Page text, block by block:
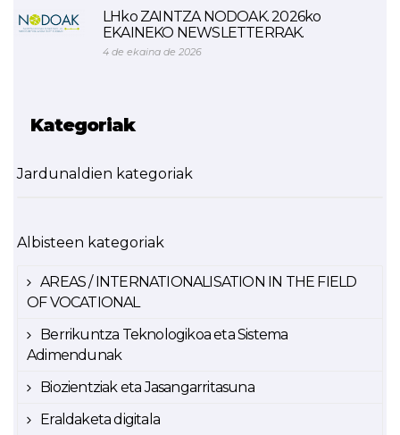
LHko ZAINTZA NODOAK. 2026ko
EKAINEKO NEWSLETTERRAK.
4 de ekaina de 2026
Kategoriak
Jardunaldien kategoriak
Albisteen kategoriak
AREAS / INTERNATIONALISATION IN THE FIELD
OF VOCATIONAL
Berrikuntza Teknologikoa eta Sistema
Adimendunak
Biozientziak eta Jasangarritasuna
Eraldaketa digitala